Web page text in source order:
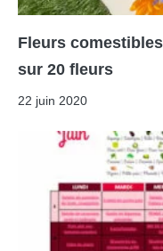
Fleurs
sur 20 fleurs
22 juin 2020